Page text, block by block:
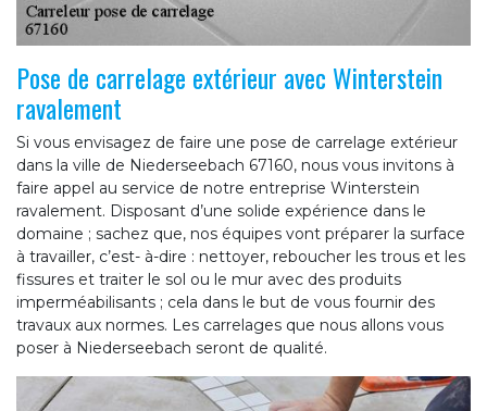
Pose de carrelage extérieur avec Winterstein
ravalement
Si vous envisagez de faire une pose de carrelage extérieur
dans la ville de Niederseebach 67160, nous vous invitons à
faire appel au service de notre entreprise Winterstein
ravalement. Disposant d’une solide expérience dans le
domaine ; sachez que, nos équipes vont préparer la surface
à travailler, c’est- à-dire : nettoyer, reboucher les trous et les
fissures et traiter le sol ou le mur avec des produits
imperméabilisants ; cela dans le but de vous fournir des
travaux aux normes. Les carrelages que nous allons vous
poser à Niederseebach seront de qualité.